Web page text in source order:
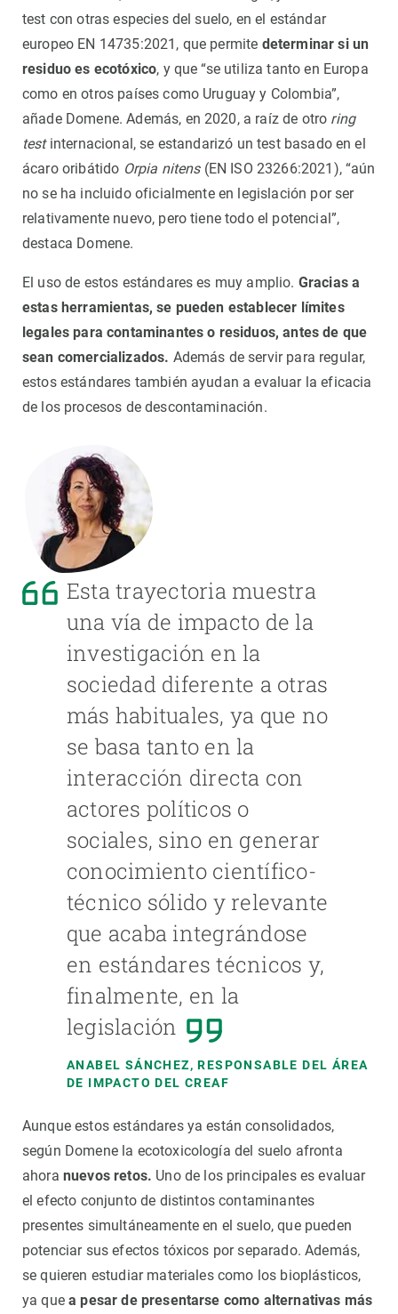
test con otras especies del suelo, en el estándar
europeo EN 14735:2021, que permite determinar si un
residuo es ecotóxico, y que “se utiliza tanto en Europa
como en otros países como Uruguay y Colombia”,
añade Domene. Además, en 2020, a raíz de otro ring
testinternacional, se estandarizó un test basado en el
ácaro oribátido Orpia nitens(EN ISO 23266:2021), “aún
no se ha incluido oficialmente en legislación por ser
relativamente nuevo, pero tiene todo el potencial”,
destaca Domene.
El uso de estos estándares es muy amplio. Gracias a
estas herramientas, se pueden establecer límites
legales para contaminantes o residuos, antes de que
sean comercializados. Además de servir para regular,
estos estándares también ayudan a evaluar la eficacia
de los procesos de descontaminación.
Esta trayectoria muestra
una vía de impacto de la
investigación en la
sociedad diferente a otras
más habituales, ya que no
se basa tanto en la
interacción directa con
actores políticos o
sociales, sino en generar
conocimiento científico-
técnico sólido y relevante
que acaba integrándose
en estándares técnicos y,
finalmente, en la
legislación
ANABEL SÁNCHEZ, RESPONSABLE DEL ÁREA
DE IMPACTO DEL CREAF
Aunque estos estándares ya están consolidados,
según Domene la ecotoxicología del suelo afronta
ahora nuevos retos. Uno de los principales es evaluar
el efecto conjunto de distintos contaminantes
presentes simultáneamente en el suelo, que pueden
potenciar sus efectos tóxicos por separado. Además,
se quieren estudiar materiales como los bioplásticos,
ya quea pesar de presentarse como alternativas más